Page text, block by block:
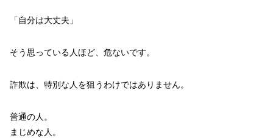
「自分は大丈夫」
そう思っている人ほど、危ないです。
詐欺は、特別な人を狙うわけではありません。
普通の人。
まじめな人。